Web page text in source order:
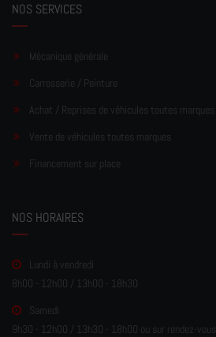
NOS SERVICES
Mécanique générale
Carrosserie / Peinture
Achat / Reprises de véhicules toutes marques
Vente de véhicules toutes marques
Financement sur place
NOS HORAIRES
Lundi à vendredi
8h00 - 12h00 / 13h00 - 18h30
Samedi
9h30 - 12h00 / 13h30 - 18h00 ou sur rendez-vous